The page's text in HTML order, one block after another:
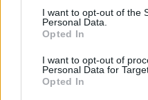
consent section.
I want to opt-out of the
Personal Data.
Opted In
I want to opt-out of
Personal Data for
Opted In
ezek megjelenése. A
fémszínnel csináltam,
képeket látva alig
málhát – legfeljebb